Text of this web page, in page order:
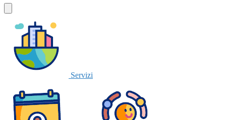
Servizi